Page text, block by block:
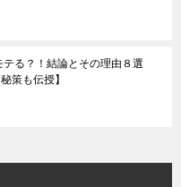
る？！結論とその理由８選
策も伝授】